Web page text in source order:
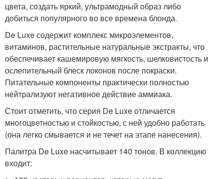
цвета, создать яркий, ультрамодный образ либо
добиться популярного во все времена блонда.
De Luxe содержит комплекс микроэлементов,
витаминов, растительные натуральные экстракты, что
обеспечивает кашемировую мягкость, шелковистость и
ослепительный блеск локонов после покраски.
Питательные компоненты практически полностью
нейтрализуют негативное действие аммиака.
Стоит отметить, что серия De Luxe отличается
многоцветностью и стойкостью, с ней удобно работать
(она легко смывается и не течет на этапе нанесения).
Палитра De Luxe насчитывает 140 тонов. В коллекцию
входит: